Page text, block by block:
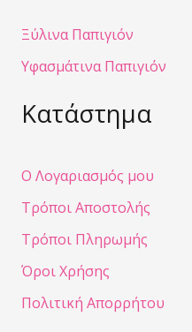
Ξύλινα Παπιγιόν
Υφασμάτινα Παπιγιόν
Κατάστημα
Ο Λογαριασμός μου
Τρόποι Αποστολής
Τρόποι Πληρωμής
Όροι Χρήσης
Πολιτική Απορρήτου